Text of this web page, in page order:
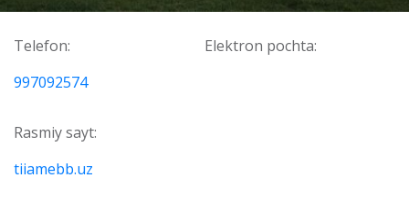
Telefon:
997092574
Elektron pochta:
Rasmiy sayt:
tiiamebb.uz